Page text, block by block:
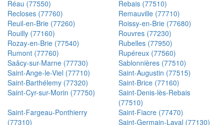
Réau (77550)
Rebais (77510)
Recloses (77760)
Remauville (77710)
Reuil-en-Brie (77260)
Roissy-en-Brie (77680)
Rouilly (77160)
Rouvres (77230)
Rozay-en-Brie (77540)
Rubelles (77950)
Rumont (77760)
Rupéreux (77560)
Saâcy-sur-Marne (77730)
Sablonnières (77510)
Saint-Ange-le-Viel (77710)
Saint-Augustin (77515)
Saint-Barthélemy (77320)
Saint-Brice (77160)
Saint-Cyr-sur-Morin (77750)
Saint-Denis-lès-Rebais
(77510)
Saint-Fargeau-Ponthierry
(77310)
Saint-Fiacre (77470)
Saint-Germain-Laval (77130)